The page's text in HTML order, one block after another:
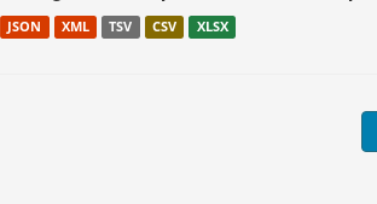
JSON XML TSV CSV XLSX